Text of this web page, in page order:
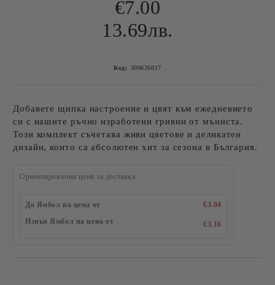
€7.00
13.69лв.
Код: 300626017
Добавете щипка настроение и цвят към ежедневието
си с нашите ръчно изработени гривни от мъниста.
Този комплект съчетава живи цветове и деликатен
дизайн, които са абсолютен хит за сезона в България.
Ориентировъчни цени за доставка
До Ямбол на цена от
€3.04
Извън Ямбол на цена от
€3.16